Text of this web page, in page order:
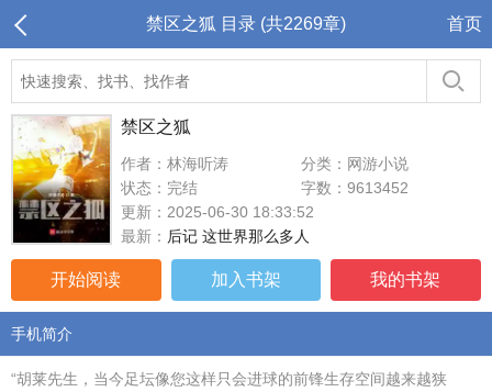
禁区之狐 目录 (共2269章) 首页
禁区之狐
作者：林海听涛
分类：网游小说
状态：完结
字数：9613452
更新：2025-06-30 18:33:52
最新： 后记 这世界那么多人
开始阅读 加入书架 我的书架
手机简介
“胡莱先生，当今足坛像您这样只会进球的前锋生存空间越来越狭